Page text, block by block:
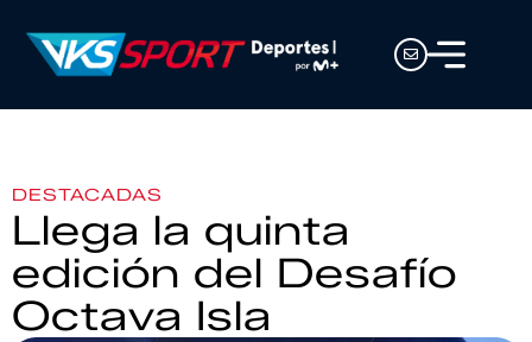
DESTACADAS
Llega la quinta
edición del Desafío
Octava Isla